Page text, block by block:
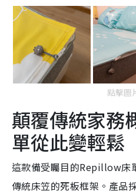
點擊圖
顛覆傳統家務
單從此變輕鬆
這款備受矚目的Repillow床
傳統床笠的死板框架。產品